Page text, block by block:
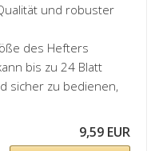
und robuster
des Hefters
bis zu 24 Blatt
sicher zu bedienen,
9,59 EUR